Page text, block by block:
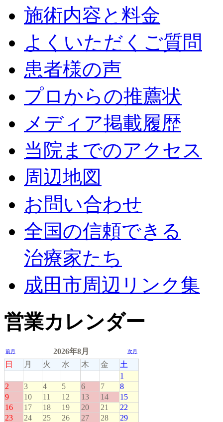
施術内容と料金
よくいただくご質問
患者様の声
プロからの推薦状
メディア掲載履歴
当院までのアクセス
周辺地図
お問い合わせ
全国の信頼できる
治療家たち
成田市周辺リンク集
営業カレンダー